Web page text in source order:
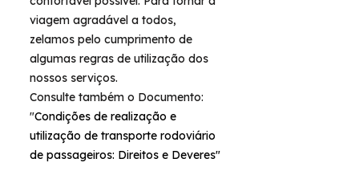
viagem agradável a todos,
zelamos pelo cumprimento de
algumas regras de utilização dos
nossos serviços.
Consulte também o Documento:
"Condições de realização e
utilização de transporte rodoviário
de passageiros: Direitos e Deveres"